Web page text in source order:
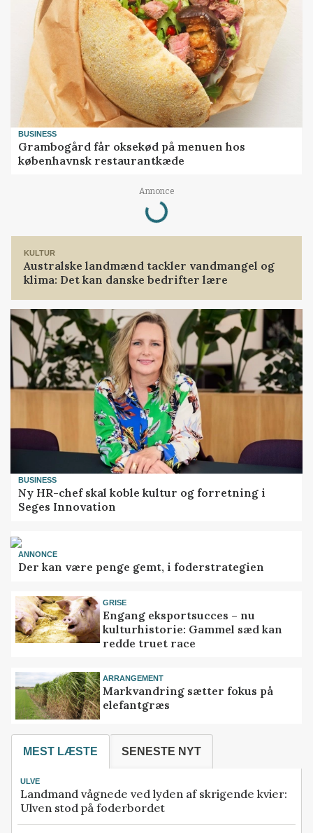
BUSINESS
Grambogård får oksekød på menuen hos
københavnsk restaurantkæde
Annonce
Loading...
KULTUR
Australske landmænd tackler vandmangel og
klima: Det kan danske bedrifter lære
BUSINESS
Ny HR-chef skal koble kultur og forretning i
Seges Innovation
ANNONCE
Der kan være penge gemt, i foderstrategien
GRISE
Engang eksportsucces – nu
kulturhistorie: Gammel sæd kan
redde truet race
ARRANGEMENT
Markvandring sætter fokus på
elefantgræs
MEST LÆSTE SENESTE NYT
ULVE
Landmand vågnede ved lyden af skrigende kvier:
Ulven stod på foderbordet